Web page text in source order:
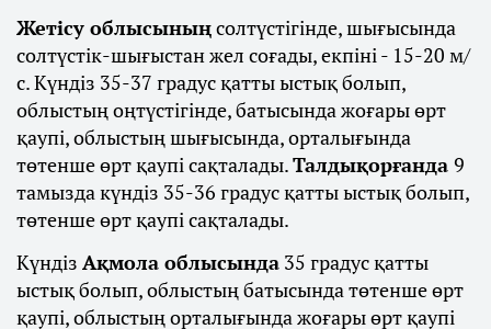
Жетісу облысыныңсолтүстігінде, шығысында
солтүстік-шығыстан жел соғады, екпіні - 15-20 м/
с. Күндіз 35-37 градус қатты ыстық болып,
облыстың оңтүстігінде, батысында жоғары өрт
қаупі, облыстың шығысында, орталығында
төтенше өрт қаупі сақталады.Талдықорғанда 9
тамызда күндіз 35-36 градус қатты ыстық болып,
төтенше өрт қаупі сақталады.
Күндіз Ақмола облысында 35 градус қатты
ыстық болып, облыстың батысында төтенше өрт
қаупі, облыстың орталығында жоғары өрт қаупі